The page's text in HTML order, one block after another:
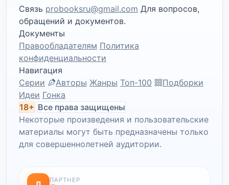
Связь probooksru@gmail.com Для вопросов,
обращений и документов.
Документы
Правообладателям Политика
конфиденциальности
Навигация
Серии
Авторы Жанры Топ-100
Подборки
Идеи Гонка
18+ Все права защищены
Некоторые произведения и пользовательские
материалы могут быть предназначены только
для совершеннолетней аудитории.
ПАРТНЕР